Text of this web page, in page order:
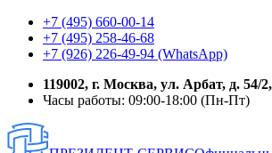
+7 (495) 660-00-14
+7 (495) 258-46-68
+7 (926) 226-49-94 (WhatsApp)
119002, г. Москва, ул. Арбат, д. 54/
Часы работы: 09:00-18:00 (Пн-Пт)